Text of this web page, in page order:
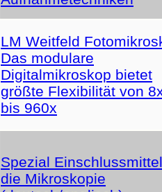
LM Weitfeld
Das modulare
Digitalmikroskop bietet
größte Flexibilität von
bis 960x
Spezial
die Mikroskopie